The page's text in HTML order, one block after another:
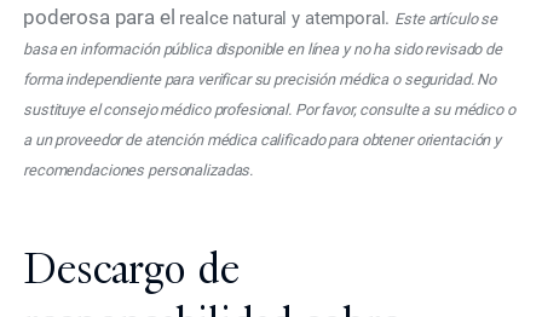
poderosa para el realce natural y atemporal. Este artículo se
basa en información pública disponible en línea y no ha sido revisado de
forma independiente para verificar su precisión médica o seguridad. No
sustituye el consejo médico profesional. Por favor, consulte a su médico o
a un proveedor de atención médica calificado para obtener orientación y
recomendaciones personalizadas.
Descargo de